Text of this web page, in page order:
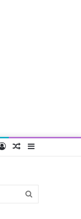
Random
Log